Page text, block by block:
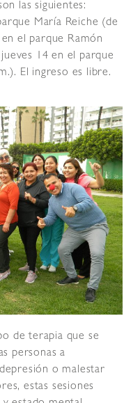
las siguientes:
María Reiche (de
el parque Ramón
14 en el parque
El ingreso es libre.
de terapia que se
personas a
o malestar
estas sesiones